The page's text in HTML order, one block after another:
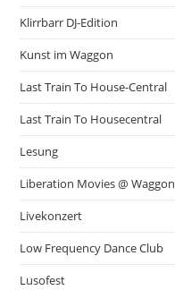
Klirrbarr DJ-Edition
Kunst im Waggon
Last Train To House-Central
Last Train To Housecentral
Lesung
Liberation Movies @ Waggon
Livekonzert
Low Frequency Dance Club
Lusofest